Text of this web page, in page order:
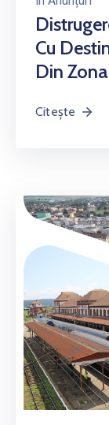
Cu
Din
Citește